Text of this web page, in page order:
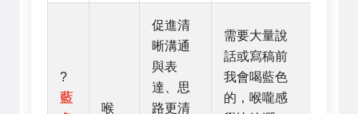
?
藍
喉
促進清
晰溝通
與表
達、思
路更清
需要大量說
話或寫稿前
我會喝藍色
的，喉嚨感